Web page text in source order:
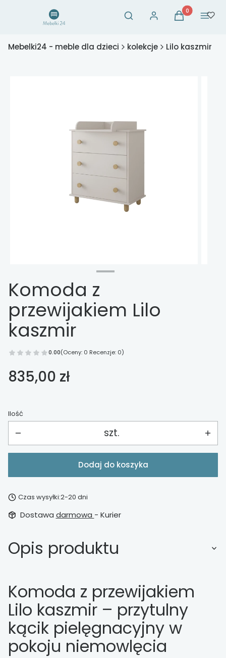
Otwórz wyszukiwarkę
Szukaj Zaloguj sięProdukty w
Koszyk Menu
Mebelki24 - meble dla dzieci kolekcje Lilo kaszmir
Komoda z
przewijakiem Lilo
kaszmir
0.00(Oceny: 0 Recenzje: 0)
Cena
835,00 zł
Ilość
szt.
Dodaj do koszyka
Czas wysyłki:2-20 dni
Dostawa darmowa - Kurier
Opis produktu
Komoda z przewijakiem
Lilo kaszmir – przytulny
kącik pielęgnacyjny w
pokoju niemowlęcia